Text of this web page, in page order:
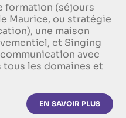
formation (séjours
Maurice, ou stratégie
une maison
et Singing
avec
tous les domaines et
EN SAVOIR PLUS